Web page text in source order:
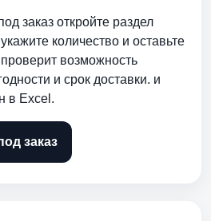
заказ откройте раздел
количество и оставьте
возможность
и срок доставки. и
в Excel.
заказ